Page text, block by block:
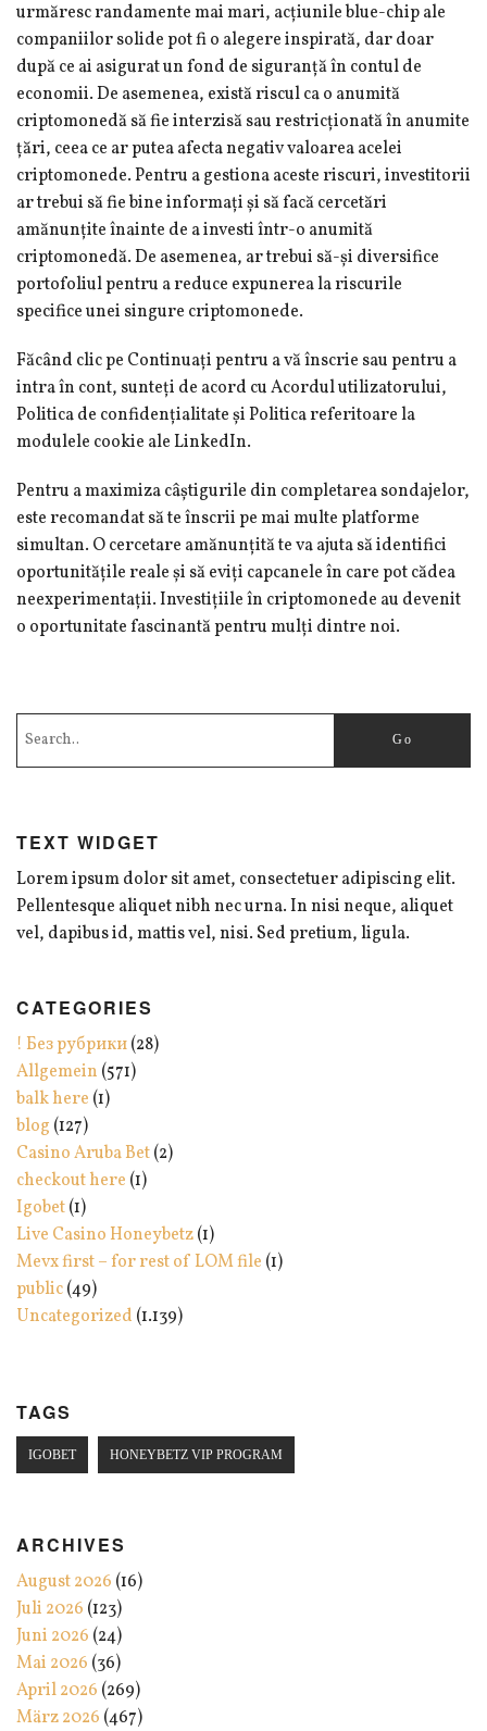
urmăresc randamente mai mari, acțiunile blue-chip ale
companiilor solide pot fi o alegere inspirată, dar doar
după ce ai asigurat un fond de siguranță în contul de
economii. De asemenea, există riscul ca o anumită
criptomonedă să fie interzisă sau restricționată în anumite
țări, ceea ce ar putea afecta negativ valoarea acelei
criptomonede. Pentru a gestiona aceste riscuri, investitorii
ar trebui să fie bine informați și să facă cercetări
amănunțite înainte de a investi într-o anumită
criptomonedă. De asemenea, ar trebui să-și diversifice
portofoliul pentru a reduce expunerea la riscurile
specifice unei singure criptomonede.
Făcând clic pe Continuați pentru a vă înscrie sau pentru a
intra în cont, sunteți de acord cu Acordul utilizatorului,
Politica de confidențialitate și Politica referitoare la
modulele cookie ale LinkedIn.
Pentru a maximiza câștigurile din completarea sondajelor,
este recomandat să te înscrii pe mai multe platforme
simultan. O cercetare amănunțită te va ajuta să identifici
oportunitățile reale și să eviți capcanele în care pot cădea
neexperimentații. Investițiile în criptomonede au devenit
o oportunitate fascinantă pentru mulți dintre noi.
TEXT WIDGET
Lorem ipsum dolor sit amet, consectetuer adipiscing elit.
Pellentesque aliquet nibh nec urna. In nisi neque, aliquet
vel, dapibus id, mattis vel, nisi. Sed pretium, ligula.
CATEGORIES
! Без рубрики(28)
Allgemein (571)
balk here (1)
blog (127)
Casino Aruba Bet(2)
checkout here (1)
Igobet(1)
Live Casino Honeybetz(1)
Mevx first – for rest of LOM file (1)
public(49)
Uncategorized (1.139)
TAGS
IGOBET HONEYBETZ VIP PROGRAM
ARCHIVES
August 2026 (16)
Juli 2026 (123)
Juni 2026 (24)
Mai 2026 (36)
April 2026 (269)
März 2026 (467)